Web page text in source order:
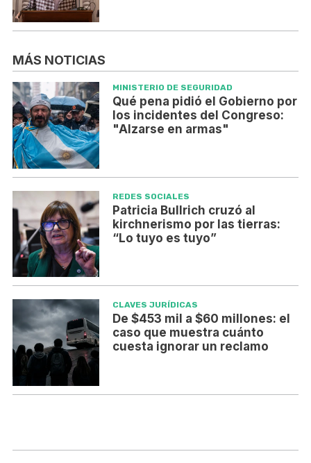
MÁS NOTICIAS
MINISTERIO DE SEGURIDAD
Qué pena pidió el Gobierno por
los incidentes del Congreso:
"Alzarse en armas"
REDES SOCIALES
Patricia Bullrich cruzó al
kirchnerismo por las tierras:
“Lo tuyo es tuyo”
CLAVES JURÍDICAS
De $453 mil a $60 millones: el
caso que muestra cuánto
cuesta ignorar un reclamo